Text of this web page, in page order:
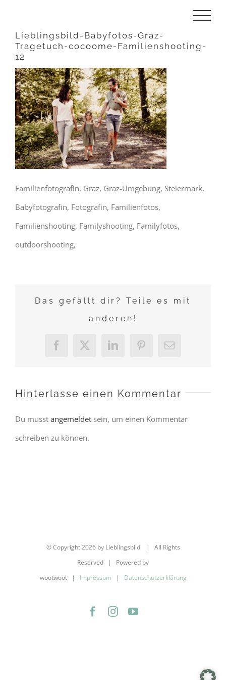
springen
Lieblingsbild-Babyfotos-Graz-
Tragetuch-cocoome-Familienshooting-
12
Familienfotografin, Graz, Graz-Umgebung, Steiermark,
Babyfotografin, Fotografin, Familienfotos,
Familienshooting, Familyshooting, Familyfotos,
outdoorshooting,
Das gefällt dir? Teile es mit
anderen!
Facebook
X LinkedInPinterest
E-
Hinterlasse einen Kommentar
Du musst angemeldet sein, um einen Kommentar
schreiben zu können.
© Copyright2026 by Lieblingsbild | All Rights
Reserved | Powered by
wootwoot | Impressum | Datenschutzerklärung
Facebook
InstagramYouTube